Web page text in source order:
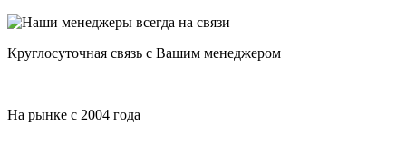
Круглосуточная связь с Вашим менеджером
На рынке с 2004 года